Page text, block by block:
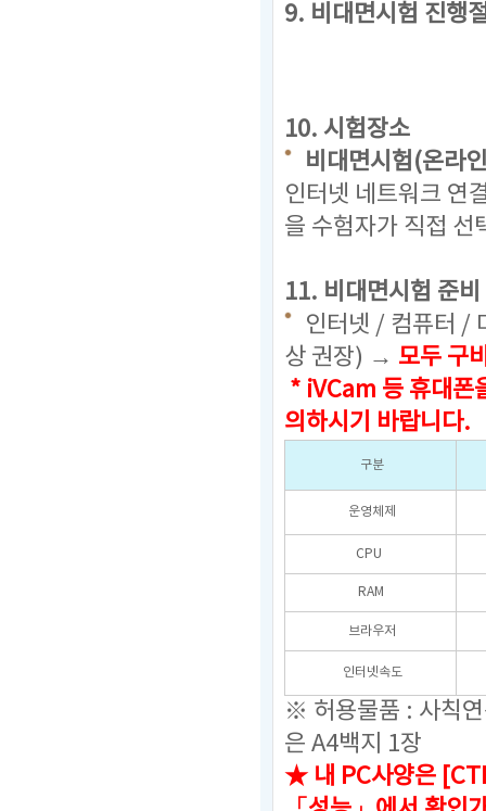
9. 비대면시험 진행
10. 시험장소
비대면시험(온라
인터넷 네트워크 연
을 수험자가 직접 선
11. 비대면시험 준
인터넷 / 컴퓨터 /
상 권장) → 모두 구
* iVCam 등 휴대폰
의하시기 바랍니다.
구분
운영체제
CPU
RAM
브라우저
인터넷속도
※ 허용물품 : 사칙
은 A4백지 1장
★ 내 PC사양은